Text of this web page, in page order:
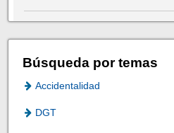
Búsqueda por temas
Accidentalidad
DGT